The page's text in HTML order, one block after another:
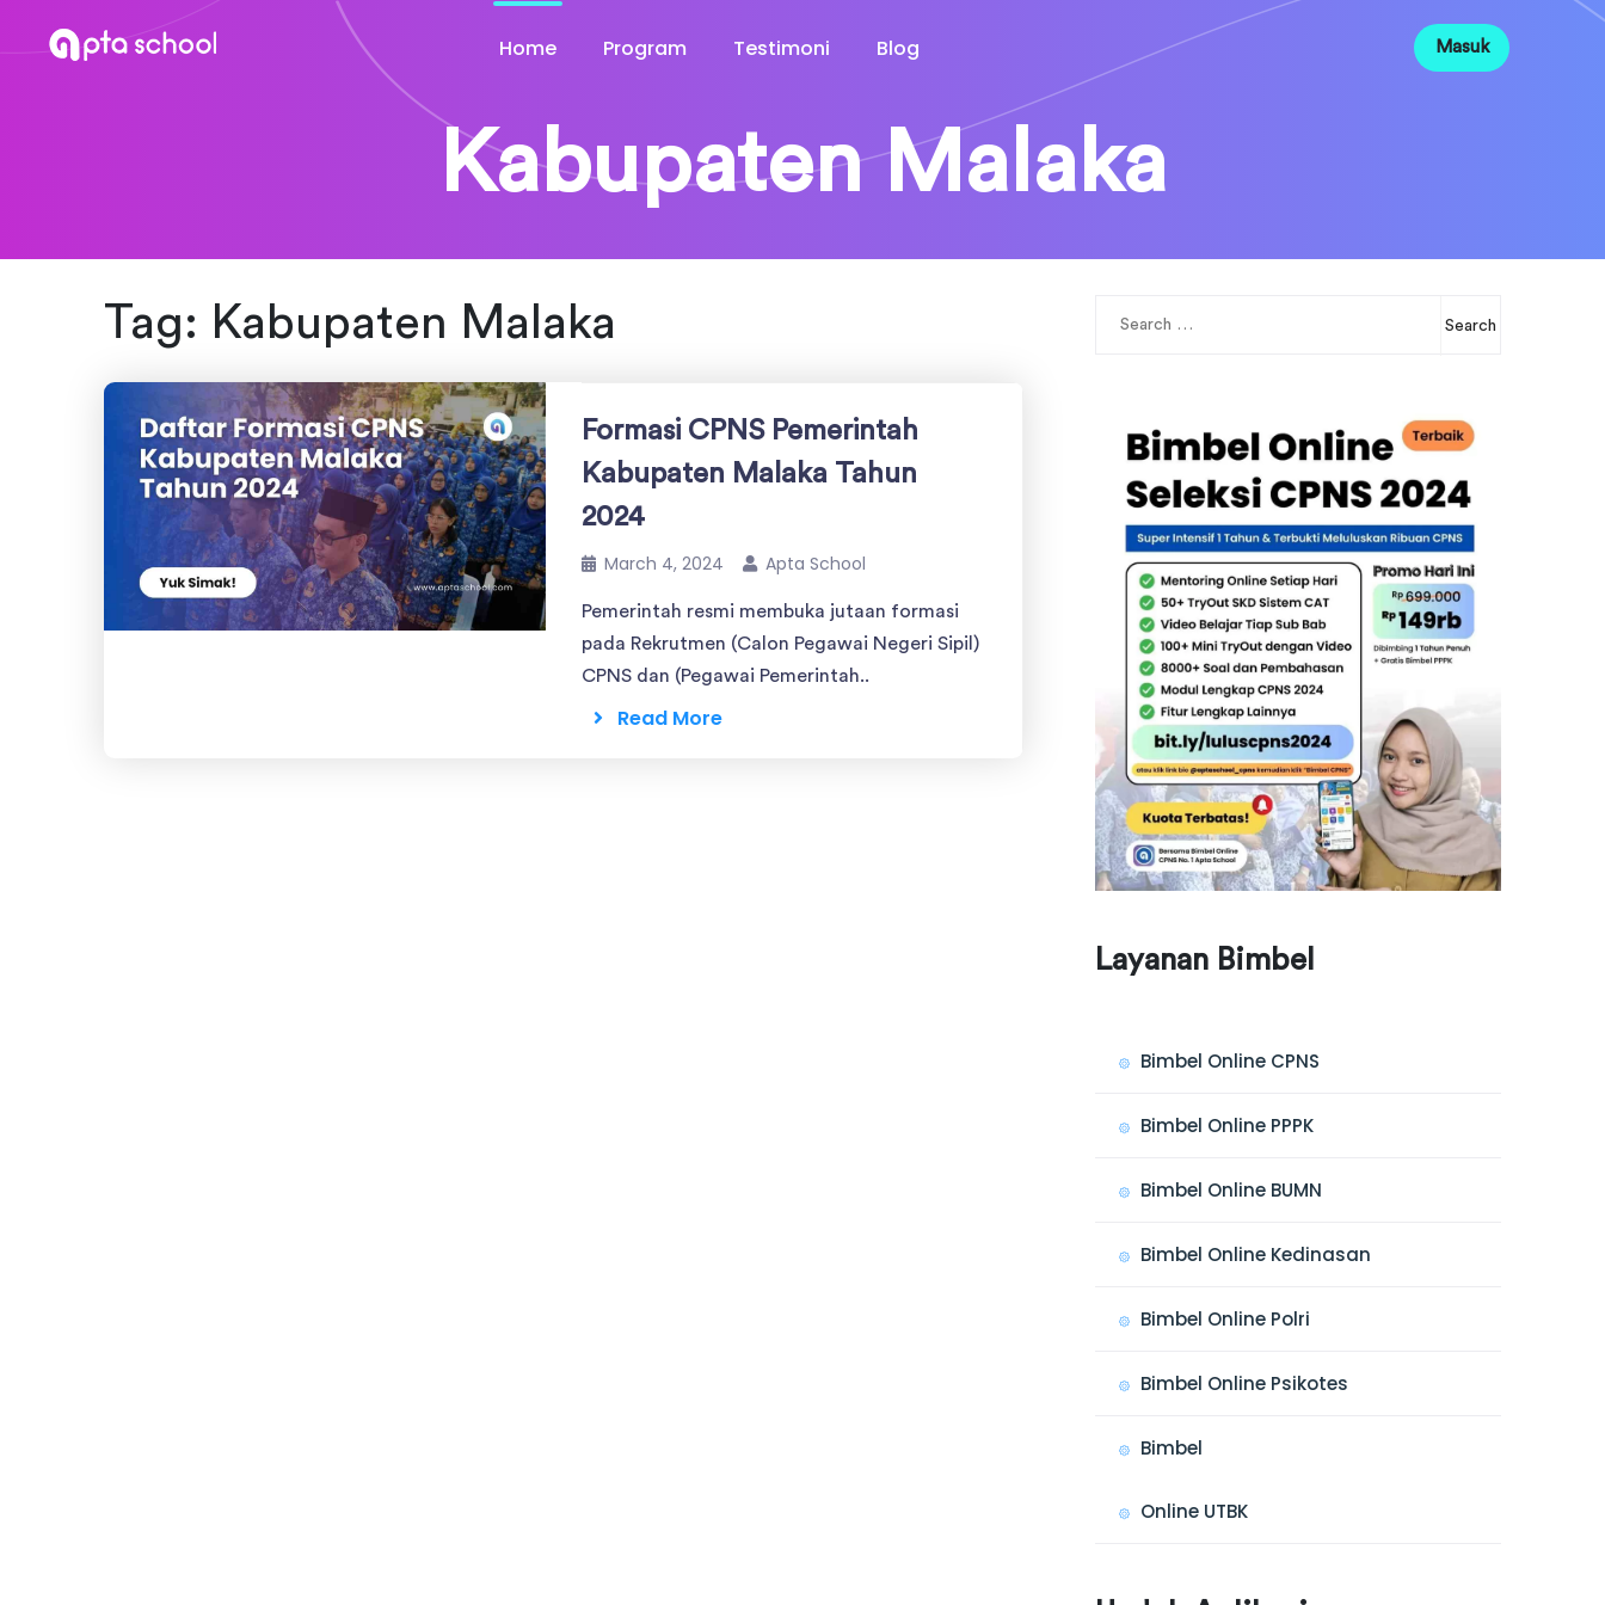
Home Program Testimoni Blog Masuk
Kabupaten Malaka
Tag: Kabupaten Malaka
Formasi CPNS Pemerintah
Kabupaten Malaka Tahun
2024
March 4, 2024 Apta School
Pemerintah resmi membuka jutaan formasi
pada Rekrutmen (Calon Pegawai Negeri Sipil)
CPNS dan (Pegawai Pemerintah..
Read More
Search
Layanan Bimbel
Bimbel Online CPNS
Bimbel Online PPPK
Bimbel Online BUMN
Bimbel Online Kedinasan
Bimbel Online Polri
Bimbel Online Psikotes
Bimbel
Online UTBK